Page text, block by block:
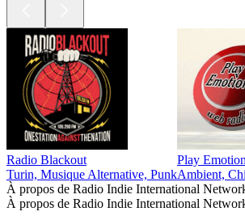
Radio Blackout
Turin, Musique Alternative, Punk
Play
Ambient,
À propos de Radio Indie International
À propos de Radio Indie International